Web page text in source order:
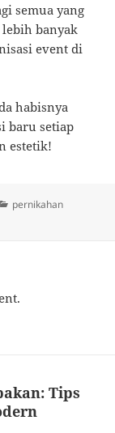
semua yang
banyak
event di
habisnya
baru setiap
estetik!
Categories
pernikahan
Tips